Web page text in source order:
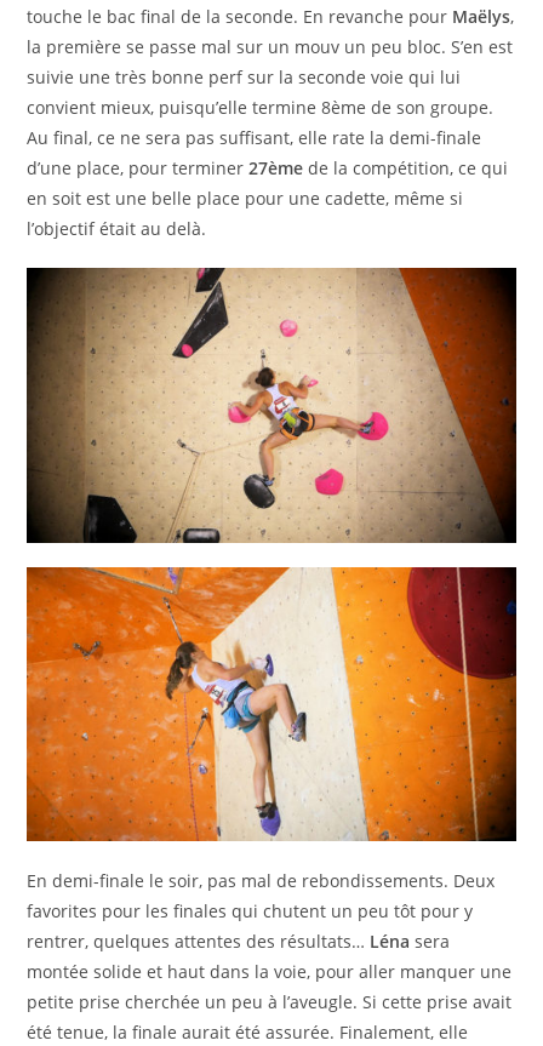
touche le bac final de la seconde. En revanche pour Maëlys,
la première se passe mal sur un mouv un peu bloc. S’en est
suivie une très bonne perf sur la seconde voie qui lui
convient mieux, puisqu’elle termine 8ème de son groupe.
Au final, ce ne sera pas suffisant, elle rate la demi-finale
d’une place, pour terminer27ème de la compétition, ce qui
en soit est une belle place pour une cadette, même si
l’objectif était au delà.
En demi-finale le soir, pas mal de rebondissements. Deux
favorites pour les finales qui chutent un peu tôt pour y
rentrer, quelques attentes des résultats… Léna sera
montée solide et haut dans la voie, pour aller manquer une
petite prise cherchée un peu à l’aveugle. Si cette prise avait
été tenue, la finale aurait été assurée. Finalement, elle